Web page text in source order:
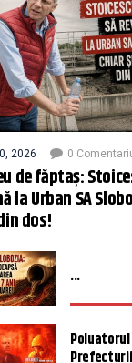
2026 0
de făptaș:
la Urban SA
dos!
...
Poluatorul